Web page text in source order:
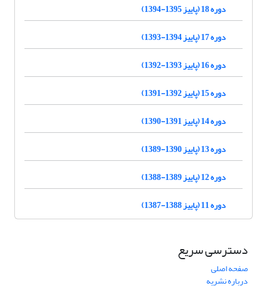
دوره 18 (پاییز 1395-1394)
دوره 17 (پاییز 1394-1393)
دوره 16 (پاییز 1393-1392)
دوره 15 (پاییز 1392-1391)
دوره 14 (پاییز 1391-1390)
دوره 13 (پاییز 1390-1389)
دوره 12 (پاییز 1389-1388)
دوره 11 (پاییز 1388-1387)
دسترسی سریع
صفحه اصلی
درباره نشریه